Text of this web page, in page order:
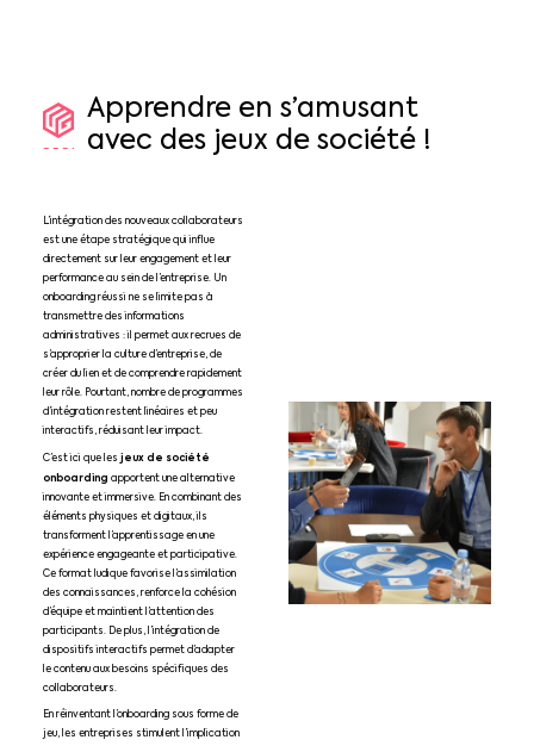
Apprendre en s’amusant
avec des jeux de société !
L’intégration des nouveaux collaborateurs
est une étape stratégique qui influe
directement sur leur engagement et leur
performance au sein de l’entreprise. Un
onboarding réussi ne se limite pas à
transmettre des informations
administratives : il permet aux recrues de
s’approprier la culture d’entreprise, de
créer du lien et de comprendre rapidement
leur rôle. Pourtant, nombre de programmes
d’intégration restent linéaires et peu
interactifs, réduisant leur impact.
C’est ici que les jeux de société
onboarding apportent une alternative
innovante et immersive. En combinant des
éléments physiques et digitaux, ils
transforment l’apprentissage en une
expérience engageante et participative.
Ce format ludique favorise l’assimilation
des connaissances, renforce la cohésion
d’équipe et maintient l’attention des
participants. De plus, l’intégration de
dispositifs interactifs permet d’adapter
le contenu aux besoins spécifiques des
collaborateurs.
En réinventant l’onboarding sous forme de
jeu, les entreprises stimulent l’implication